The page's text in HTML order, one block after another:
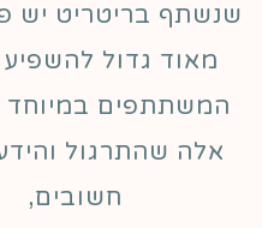
שנשתף בריטריט יש
מאוד גדול להשפיע
המשתתפים במיוחד
אלה שהתרגול
חשובים,